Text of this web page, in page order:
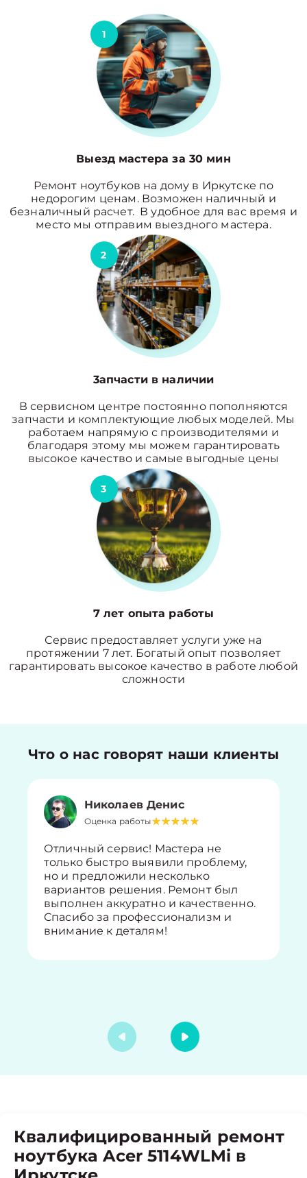
1
Выезд мастера за 30 мин
Ремонт ноутбуков на дому в Иркутске по
недорогим ценам. Возможен наличный и
безналичный расчет. В удобное для вас время и
место мы отправим выездного мастера.
2
3апчасти в наличии
В сервисном центре постоянно пополняются
запчасти и комплектующие любых моделей. Мы
работаем напрямую с производителями и
благодаря этому мы можем гарантировать
высокое качество и самые выгодные цены
3
7 лет опыта работы
Сервис предоставляет услуги уже на
протяжении 7 лет. Богатый опыт позволяет
гарантировать высокое качество в работе любой
сложности
Что о нас говорят наши клиенты
Николаев Денис
Оценка работы
Отличный сервис! Мастера не
только быстро выявили проблему,
но и предложили несколько
вариантов решения. Ремонт был
выполнен аккуратно и качественно.
Спасибо за профессионализм и
внимание к деталям!
Квалифицированный ремонт
ноутбука Acer 5114WLMi в